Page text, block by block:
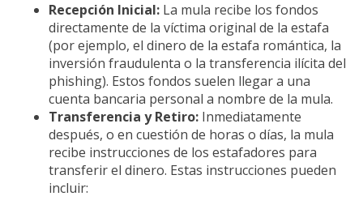
Recepción Inicial: La mula recibe los fondos
directamente de la víctima original de la estafa
(por ejemplo, el dinero de la estafa romántica, la
inversión fraudulenta o la transferencia ilícita del
phishing). Estos fondos suelen llegar a una
cuenta bancaria personal a nombre de la mula.
Transferencia y Retiro: Inmediatamente
después, o en cuestión de horas o días, la mula
recibe instrucciones de los estafadores para
transferir el dinero. Estas instrucciones pueden
incluir: